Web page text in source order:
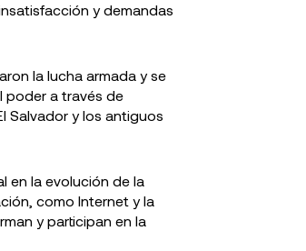
y demandas
la lucha armada y se
poder a través de
Salvador y los antiguos
en la evolución de la
como Internet y la
y participan en la